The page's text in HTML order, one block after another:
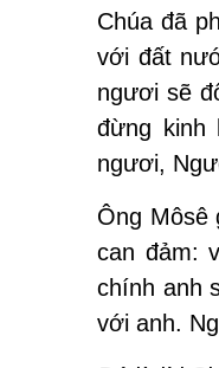
Chúa đã
với đất
ngươi sẽ
đừng kinh
ngươi,
Ông Môsê
can đảm:
chính anh
với anh.